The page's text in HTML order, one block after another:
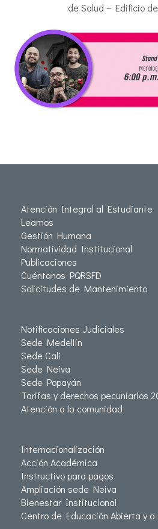
de Salud – Edificio
Atención Integral al Estudiante
Leamos
Gestión Humana
Normatividad Institucional
Publicaciones
Cuéntanos PQRSFD
Solicitudes de Mantenimiento
Notificaciones Judiciales
Sede Medellín
Sede Cali
Sede Neiva
Sede Popayán
Tarifas y derechos pecuniarios
Atención a la comunidad
Internacionalización
Acción Académica
Instructivo para pagos
Ampliación sede Neiva
Bienestar Institucional
Centro de Educación Abierta y